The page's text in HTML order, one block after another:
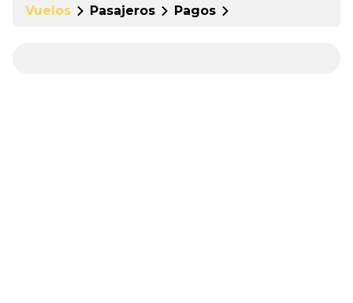
Vuelos Pasajeros Pagos